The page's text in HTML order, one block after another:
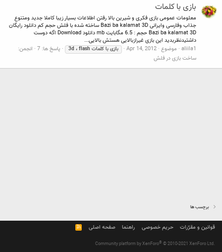
بازی با کلمات
معلومات عمومی بازی فکری و شیرین بالا رفتن اطلاعات بسیار زیبا کاملا جدید ومتنوع
جذاب وفارسی وایرانی Bazi ba kalamat 3D ساخته شده با فلش حجم کم دانلود رایگان
Bazi ba kalamat 3D حجم : 6.5 مگابایت mb دانلود Download اگه دوست
داشتیدنظربدید این بازی غیرازبالایی هستش بالایی...
aliila1 موضوع Apr 14, 2012 بازی با کلمات 3d ، flash پاسخ ها: 7
انجمن:
ساخت بازی در فلش
برچسب ها
قوانین و مقرّرات حریم خصوصی راهنما صفحه اصلی
R
S
Community platform by XenForo® © 2010-2021 XenForo Ltd.